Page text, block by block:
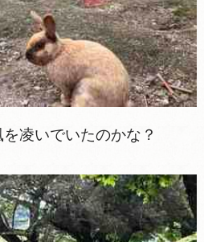
凌いでいたのかな？